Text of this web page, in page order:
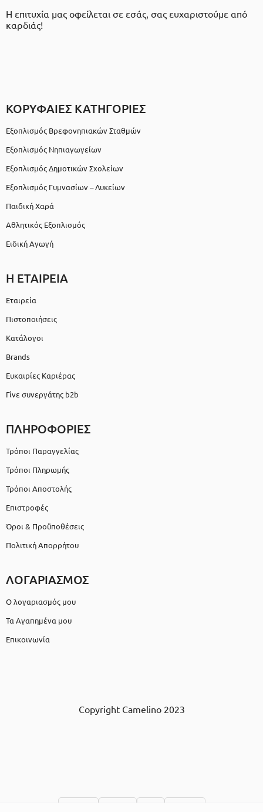
Η επιτυχία μας οφείλεται σε εσάς, σας ευχαριστούμε από
καρδιάς!
ΚΟΡΥΦΑΙΕΣ ΚΑΤΗΓΟΡΙΕΣ
Εξοπλισμός Βρεφονηπιακών Σταθμών
Εξοπλισμός Νηπιαγωγείων
Εξοπλισμός Δημοτικών Σχολείων
Εξοπλισμός Γυμνασίων – Λυκείων
Παιδική Χαρά
Αθλητικός Εξοπλισμός
Ειδική Αγωγή
Η ΕΤΑΙΡΕΙΑ
Εταιρεία
Πιστοποιήσεις
Κατάλογοι
Brands
Ευκαιρίες Καριέρας
Γίνε συνεργάτης b2b
ΠΛΗΡΟΦΟΡΙΕΣ
Τρόποι Παραγγελίας
Τρόποι Πληρωμής
Τρόποι Αποστολής
Επιστροφές
Όροι & Προϋποθέσεις
Πολιτική Απορρήτου
ΛΟΓΑΡΙΑΣΜΟΣ
Ο λογαριασμός μου
Τα Αγαπημένα μου
Επικοινωνία
Copyright Camelino 2023